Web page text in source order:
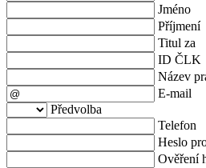
Jméno
Příjmení
Titul za
ID ČLK
Název
E-mail
Předvolba
Telefon
Heslo
Ověření